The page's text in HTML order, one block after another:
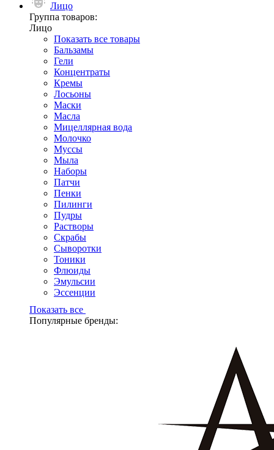
Лицо
Группа товаров:
Лицо
Показать все товары
Бальзамы
Гели
Концентраты
Кремы
Лосьоны
Маски
Масла
Мицеллярная вода
Молочко
Муссы
Мыла
Наборы
Патчи
Пенки
Пилинги
Пудры
Растворы
Скрабы
Сыворотки
Тоники
Флюиды
Эмульсии
Эссенции
Показать все
Популярные бренды: